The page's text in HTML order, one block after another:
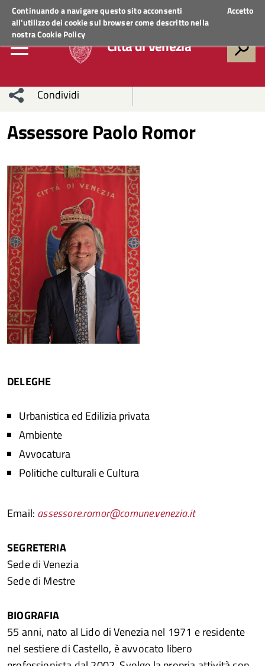
Continuando a navigare questo sito acconsenti
all'utilizzo dei cookie sul browser come descritto nella
nostraCookie Policy
Accetto
Regione VenetoACCEDI AI SERVIZI
Città di Venezia
Condividi
network
Condividi
Condividi
Facebook
su
Twitter
Condividi
su
Facebook
Condividi
su
Whatsapp
Assessore Paolo Romor
DELEGHE
Urbanistica ed Edilizia privata
Ambiente
Avvocatura
Politiche culturali e Cultura
Email: assessore.romor@comune.venezia.it
SEGRETERIA
Sede di Venezia
Sede di Mestre
BIOGRAFIA
55 anni, nato al Lido di Venezia nel 1971 e residente
nel sestiere di Castello, è avvocato libero